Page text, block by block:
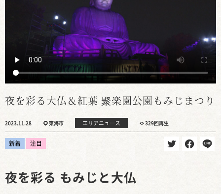
夜を彩る大仏＆紅葉 聚楽園公園もみじまつり
2023.11.28 東海市 エリアニュース 329回再生
新着 注目
夜を彩る もみじと大仏